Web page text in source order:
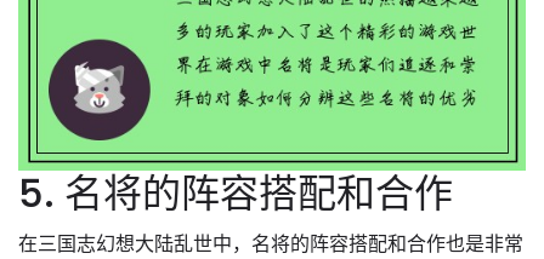
5. 名将的阵容搭配和合作
在三国志幻想大陆乱世中，名将的阵容搭配和合作也是非常